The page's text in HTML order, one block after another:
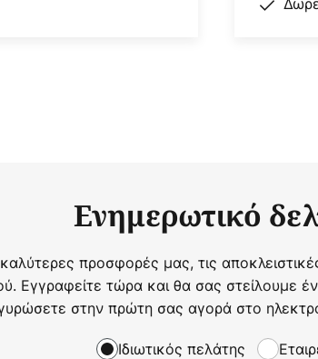
Ενημερωτικό
προσφορές μας, τις
Εγγραφείτε τώρα και θα σας στείλουμε
στην πρώτη σας αγορά στο
Ιδιωτικός πελάτης